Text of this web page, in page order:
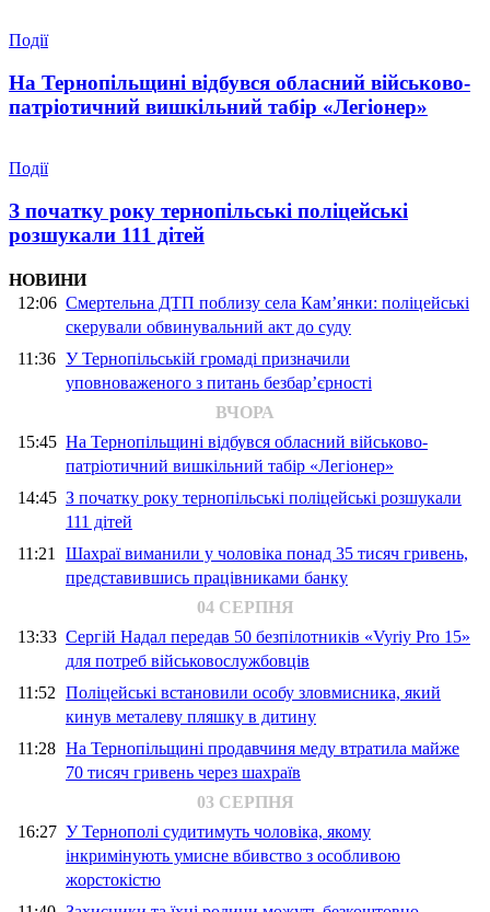
Події
На Тернопільщині відбувся обласний військово-
патріотичний вишкільний табір «Легіонер»
Події
З початку року тернопільські поліцейські
розшукали 111 дітей
НОВИНИ
12:06 Смертельна ДТП поблизу села Кам’янки: поліцейські
скерували обвинувальний акт до суду
11:36 У Тернопільській громаді призначили
уповноваженого з питань безбар’єрності
ВЧОРА
15:45 На Тернопільщині відбувся обласний військово-
патріотичний вишкільний табір «Легіонер»
14:45 З початку року тернопільські поліцейські розшукали
111 дітей
11:21 Шахраї виманили у чоловіка понад 35 тисяч гривень,
представившись працівниками банку
04 СЕРПНЯ
13:33 Сергій Надал передав 50 безпілотників «Vyriy Pro 15»
для потреб військовослужбовців
11:52 Поліцейські встановили особу зловмисника, який
кинув металеву пляшку в дитину
11:28 На Тернопільщині продавчиня меду втратила майже
70 тисяч гривень через шахраїв
03 СЕРПНЯ
16:27 У Тернополі судитимуть чоловіка, якому
інкримінують умисне вбивство з особливою
жорстокістю